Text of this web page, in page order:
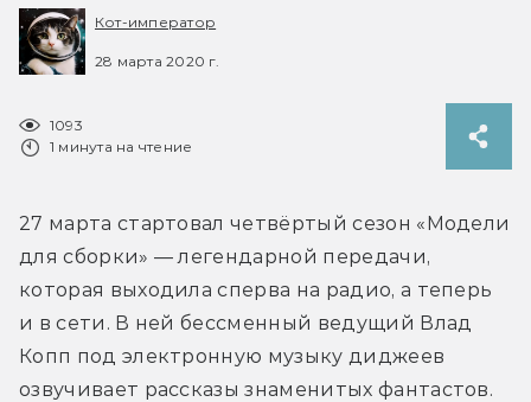
Кот-император
28 марта 2020 г.
1093
1 минута на чтение
27 марта стартовал четвёртый сезон «Модели
для сборки» — легендарной передачи,
которая выходила сперва на радио, а теперь
и в сети. В ней бессменный ведущий Влад
Копп под электронную музыку диджеев
озвучивает рассказы знаменитых фантастов.